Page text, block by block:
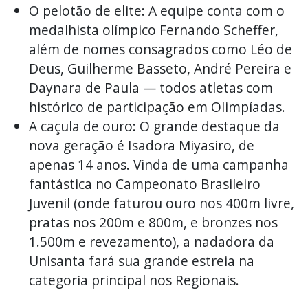
O pelotão de elite: A equipe conta com o
medalhista olímpico Fernando Scheffer,
além de nomes consagrados como Léo de
Deus, Guilherme Basseto, André Pereira e
Daynara de Paula — todos atletas com
histórico de participação em Olimpíadas.
A caçula de ouro: O grande destaque da
nova geração é Isadora Miyasiro, de
apenas 14 anos. Vinda de uma campanha
fantástica no Campeonato Brasileiro
Juvenil (onde faturou ouro nos 400m livre,
pratas nos 200m e 800m, e bronzes nos
1.500m e revezamento), a nadadora da
Unisanta fará sua grande estreia na
categoria principal nos Regionais.